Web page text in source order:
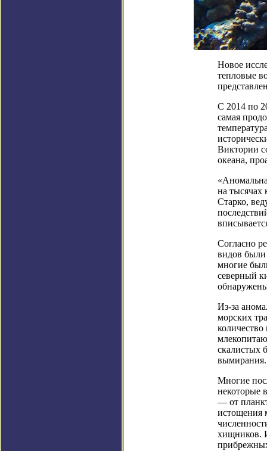
Новое
тепловые
С 2014 по
самая
Виктории
океана,
на
Старко,
Согласно
видов были
многие
северный
Из-за
морских
скалистых
вымирания.
Многие
некоторые
— от
истощения
хищников.